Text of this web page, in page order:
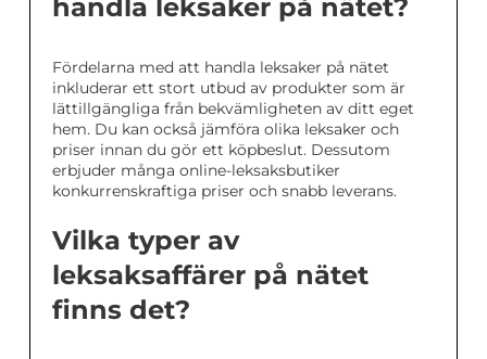
handla leksaker på nätet?
Fördelarna med att handla leksaker på nätet
inkluderar ett stort utbud av produkter som är
lättillgängliga från bekvämligheten av ditt eget
hem. Du kan också jämföra olika leksaker och
priser innan du gör ett köpbeslut. Dessutom
erbjuder många online-leksaksbutiker
konkurrenskraftiga priser och snabb leverans.
Vilka typer av
leksaksaffärer på nätet
finns det?